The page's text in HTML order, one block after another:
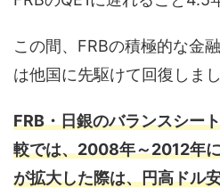
この間、FRBの積極的な金
は他国に先駆けて回復しま
FRB・日銀のバランスシー
較では、2008年～2012年
が拡大した際は、円高ドル